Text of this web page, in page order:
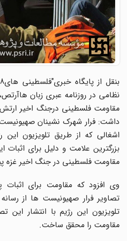
نظامی در روزنامه عبری زبان هاآرتص،
مقاومت فلسطینی درجنگ اخیر ارتش
داشت: فرار شهرک نشینان صهیونیست
اشغالی که از طریق تلویزیون این
بزرگترین علامت و دلیل برای
مقاومت فلسطینی در جنگ اخیر غزه
وی افزود که مقاومت برای اثبات
تصاویر فرار صهیونیست ها از
تلویزیون این رژیم با انتشار این
مقاومت را محقق ساخت.